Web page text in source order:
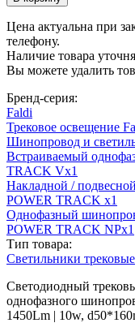
Цена актуальна при
телефону.
Наличие товара
Вы можете удалить
Бренд-серия:
Faldi
Трековое освещение
Шинопровод и
Встраиваемый
TRACK Vx1
Накладной /
POWER TRACK x1
Однофазный
POWER TRACK NPx1
Тип товара:
Светильники трековые
Светодиодный
однофазного
1450Lm | 10w,